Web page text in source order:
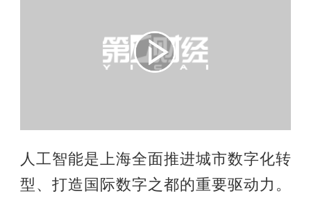
人工智能是上海全面推进城市数字化转
型、打造国际数字之都的重要驱动力。